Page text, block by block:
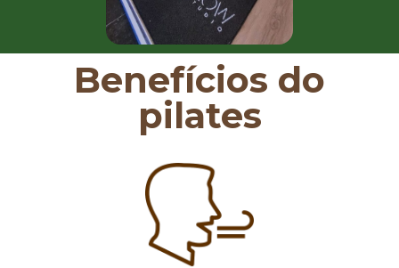
Benefícios do
pilates